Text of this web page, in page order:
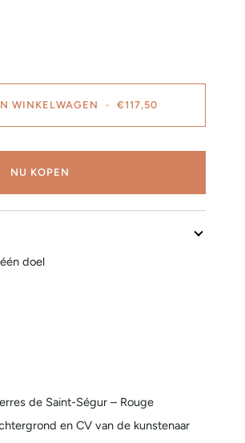
WINKELWAGEN • €117,50
NU KOPEN
doel
de Saint-Ségur – Rouge
en CV van de kunstenaar